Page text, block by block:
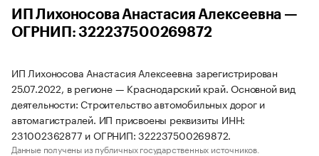
ИП Лихоносова Анастасия Алексеевна —
ОГРНИП: 322237500269872
ИП Лихоносова Анастасия Алексеевна зарегистрирован
25.07.2022, в регионе — Краснодарский край. Основной вид
деятельности: Строительство автомобильных дорог и
автомагистралей. ИП присвоены реквизиты ИНН:
231002362877 и ОГРНИП: 322237500269872.
Данные получены из публичных государственных источников.